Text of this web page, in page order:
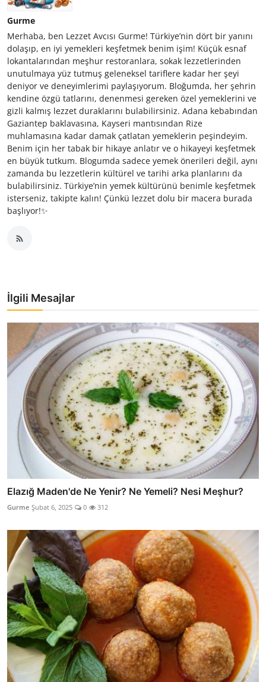
Gurme
Merhaba, ben Lezzet Avcısı Gurme! Türkiye’nin dört bir yanını
dolaşıp, en iyi yemekleri keşfetmek benim işim! Küçük esnaf
lokantalarından meşhur restoranlara, sokak lezzetlerinden
unutulmaya yüz tutmuş geleneksel tariflere kadar her şeyi
deniyor ve deneyimlerimi paylaşıyorum. Bloğumda, her şehrin
kendine özgü tatlarını, denenmesi gereken özel yemeklerini ve
gizli kalmış lezzet duraklarını bulabilirsiniz. Adana kebabından
Gaziantep baklavasına, Kayseri mantısından Rize
muhlamasına kadar damak çatlatan yemeklerin peşindeyim.
Benim için her tabak bir hikaye anlatır ve o hikayeyi keşfetmek
en büyük tutkum. Blogumda sadece yemek önerileri değil, aynı
zamanda bu lezzetlerin kültürel ve tarihi arka planlarını da
bulabilirsiniz. Türkiye’nin yemek kültürünü benimle keşfetmek
isterseniz, takipte kalın! Çünkü lezzet dolu bir macera burada
başlıyor!✨
İlgili Mesajlar
Elazığ Maden'de Ne Yenir? Ne Yemeli? Nesi Meşhur?
Gurme Şubat 6, 2025 0 312